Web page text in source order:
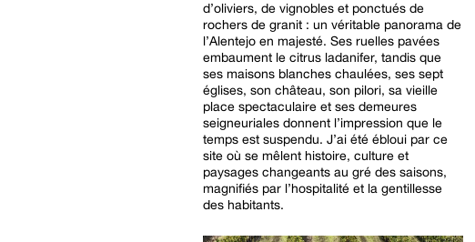
d’oliviers, de vignobles et ponctués de
rochers de granit : un véritable panorama de
l’Alentejo en majesté. Ses ruelles pavées
embaument le citrus ladanifer, tandis que
ses maisons blanches chaulées, ses sept
églises, son château, son pilori, sa vieille
place spectaculaire et ses demeures
seigneuriales donnent l’impression que le
temps est suspendu. J’ai été ébloui par ce
site où se mêlent histoire, culture et
paysages changeants au gré des saisons,
magnifiés par l’hospitalité et la gentillesse
des habitants.